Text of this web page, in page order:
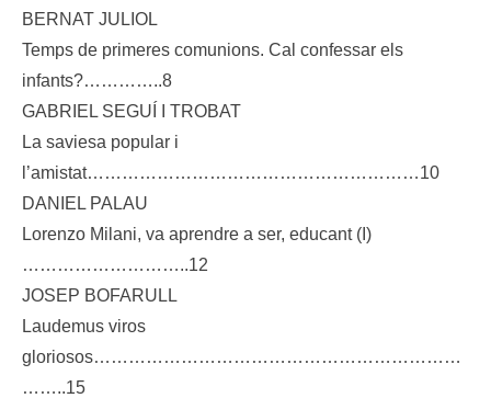
BERNAT JULIOL
Temps de primeres comunions. Cal confessar els
infants?…………..8
GABRIEL SEGUÍ I TROBAT
La saviesa popular i
l’amistat…………………………………………………10
DANIEL PALAU
Lorenzo Milani, va aprendre a ser, educant (I)
………………………..12
JOSEP BOFARULL
Laudemus viros
gloriosos………………………………………………………
……..15